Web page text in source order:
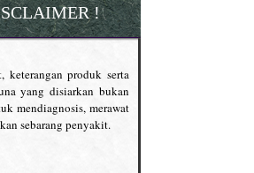
!
keterangan produk serta
yang disiarkan bukan
mendiagnosis, merawat
sebarang penyakit.